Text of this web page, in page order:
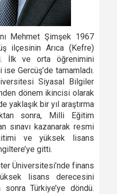
Mehmet Şimşek 1967
ilçesinin Arıca (Kefre)
İlk ve orta öğrenimini
Gercüş’de tamamladı.
Siyasal Bilgiler
dönem ikincisi olarak
yaklaşık bir yıl araştırma
sonra, Milli Eğitim
sınavı kazanarak resmi
ve yüksek lisans
gitti.
Üniversitesi’nde finans
lisans derecesini
Türkiye’ye döndü.